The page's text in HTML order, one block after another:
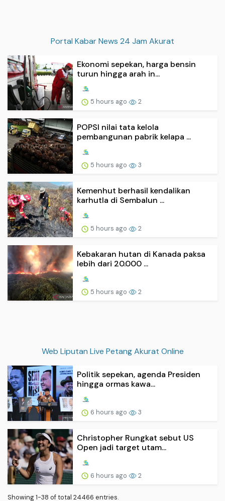
Portal Kabar News 24 Jam Akurat
Ekonomi sepekan, harga bensin
turun hingga arah in...
5 hours ago 2
POPSI nilai tata kelola
pembangunan pabrik kelapa ...
5 hours ago 3
Kemenhut berhasil kendalikan
karhutla di Sembalun ...
5 hours ago 2
Kebakaran hutan di Kanada paksa
lebih dari 20.000 ...
5 hours ago 2
Web Liputan Live Petang Akurat Online
Politik sepekan, agenda Presiden
hingga ormas kawa...
6 hours ago 3
Christopher Rungkat sebut US
Open jadi target utam...
6 hours ago 2
Showing 1-38 of total 24466 entries.